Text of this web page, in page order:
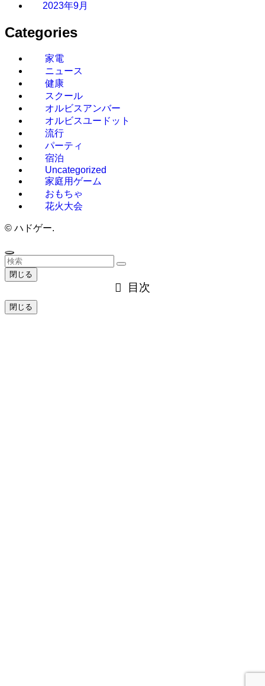
2023年9月
Categories
家電
ニュース
健康
スクール
オルビスアンバー
オルビスユードット
流行
パーティ
宿泊
Uncategorized
家庭用ゲーム
おもちゃ
花火大会
© ハドゲー.
閉じる
目次
閉じる